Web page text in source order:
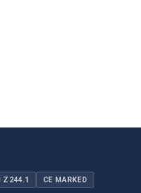
Z244.1 CE MARKED